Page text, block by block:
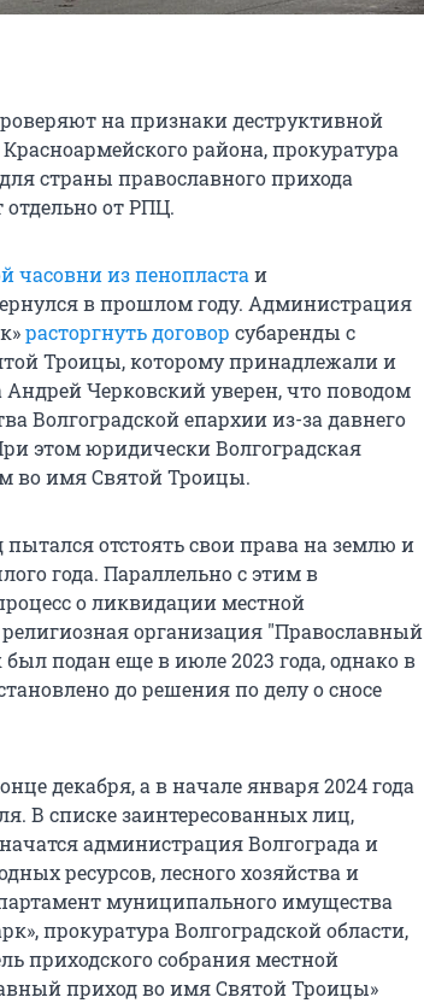
на признаки деструктивной
района, прокуратура
страны православного прихода
от РПЦ.
часовни из пенопласта и
в прошлом году. Администрация
расторгнуть договор субаренды с
Троицы, которому принадлежали и
Черковский уверен, что поводом
Волгоградской епархии из-за давнего
этом юридически Волгоградская
во имя Святой Троицы.
отстоять свои права на землю и
года. Параллельно с этим в
о ликвидации местной
организация "Православный
подан еще в июле 2023 года, однако в
до решения по делу о сносе
декабря, а в начале января 2024 года
В списке заинтересованных лиц,
администрация Волгограда и
ресурсов, лесного хозяйства и
муниципального имущества
прокуратура Волгоградской области,
приходского собрания местной
приход во имя Святой Троицы»